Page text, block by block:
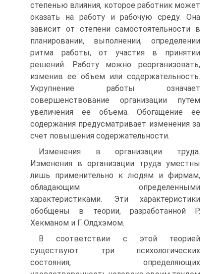
степенью влияния, которое работник может
оказать на работу и рабочую среду. Она
зависит от степени самостоятельности в
планировании, выполнении, определении
ритма работы, от участия в принятии
решений. Работу можно реорганизовать,
изменив ее объем или содержательность.
Укрупнение работы означает
совершенствование организации путем
увеличения ее объема. Обогащение ее
содержания предусматривает изменения за
счет повышения содержательности.
Изменения в организации труда.
Изменения в организации труда уместны
лишь применительно к людям и фирмам,
обладающим определенными
характеристиками. Эти характеристики
обобщены в теории, разработанной Р.
Хекманом и Г. Олдхэмом.
В соответствии с этой теорией
существуют три психологических
состояния, определяющих